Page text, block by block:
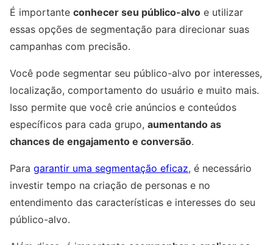
É importante conhecer seu público-alvo e utilizar
essas opções de segmentação para direcionar suas
campanhas com precisão.
Você pode segmentar seu público-alvo por interesses,
localização, comportamento do usuário e muito mais.
Isso permite que você crie anúncios e conteúdos
específicos para cada grupo, aumentando as
chances de engajamento e conversão.
Para garantir uma segmentação eficaz, é necessário
investir tempo na criação de personas e no
entendimento das características e interesses do seu
público-alvo.